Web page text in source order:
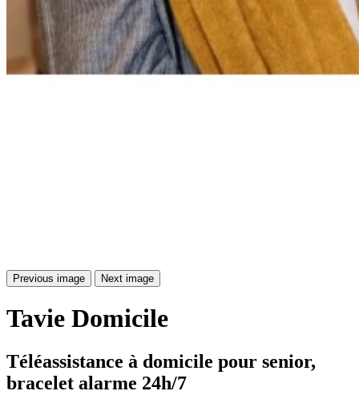
Previous image Next image
Tavie Domicile
Téléassistance à domicile pour senior,
bracelet alarme 24h/7